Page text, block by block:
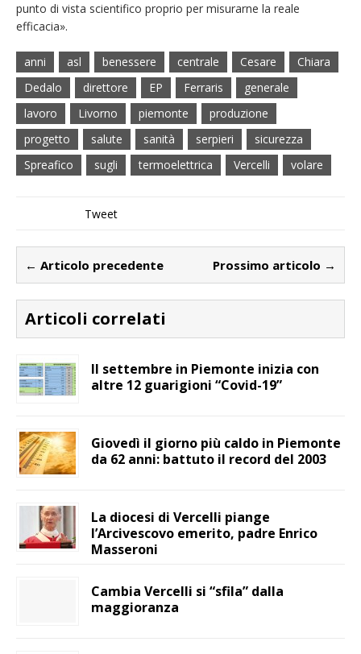
punto di vista scientifico proprio per misurarne la reale
efficacia».
anni asl benessere centrale Cesare
Chiara
Dedalo
direttore EP Ferraris
generale
lavoro
Livorno piemonte
produzione
progetto
salute sanità serpieri
sicurezza
Spreafico
sugli termoelettrica Vercelli volare
Tweet
← Articolo precedente Prossimo articolo →
Articoli correlati
Il settembre in Piemonte inizia con
altre 12 guarigioni “Covid-19”
Giovedì il giorno più caldo in Piemonte
da 62 anni: battuto il record del 2003
La diocesi di Vercelli piange
l’Arcivescovo emerito, padre Enrico
Masseroni
Cambia Vercelli si “sfila” dalla
maggioranza